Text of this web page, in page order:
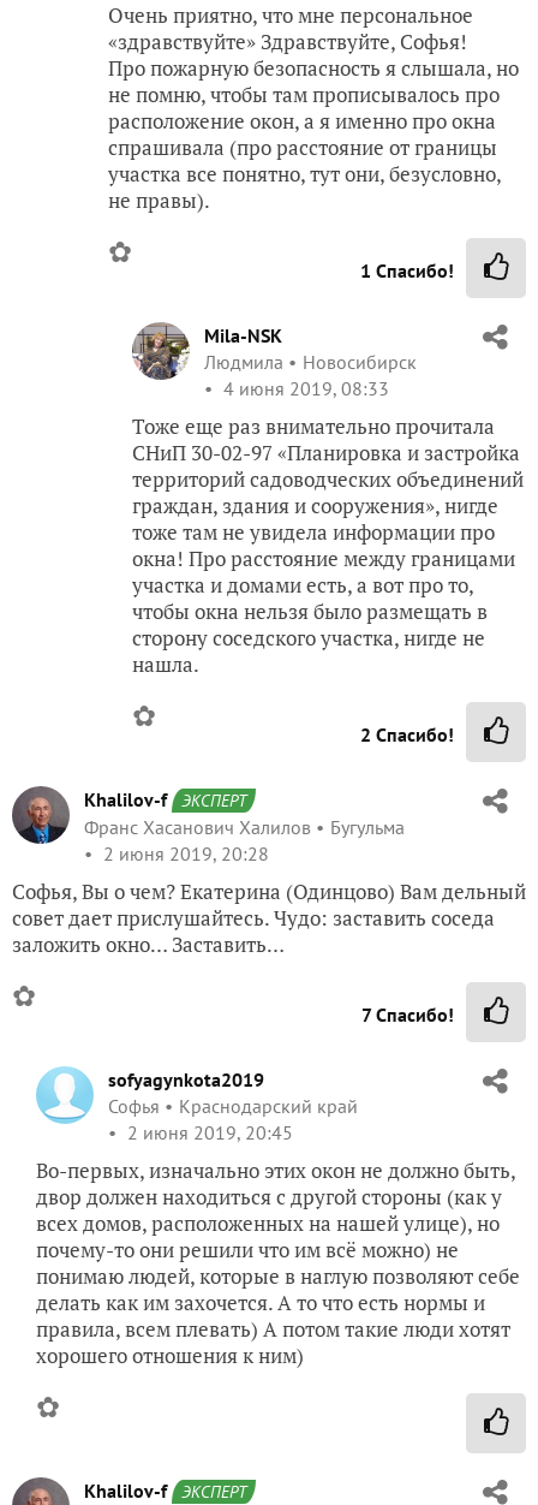
Очень приятно, что мне персональное
«здравствуйте» Здравствуйте, Софья!
Про пожарную безопасность я слышала, но
не помню, чтобы там прописывалось про
расположение окон, а я именно про окна
спрашивала (про расстояние от границы
участка все понятно, тут они, безусловно,
не правы).
✿ 1 Спасибо!
Mila-NSK
Людмила
Новосибирск
4 июня 2019, 08:33
Тоже еще раз внимательно прочитала
СНиП 30-02-97 «Планировка и застройка
территорий садоводческих объединений
граждан, здания и сооружения», нигде
тоже там не увидела информации про
окна! Про расстояние между границами
участка и домами есть, а вот про то,
чтобы окна нельзя было размещать в
сторону соседского участка, нигде не
нашла.
✿ 2 Спасибо!
Khalilov-f ЭКСПЕРТ
Франс Хасанович Халилов
Бугульма
2 июня 2019, 20:28
Софья, Вы о чем? Екатерина (Одинцово) Вам дельный
совет дает прислушайтесь. Чудо: заставить соседа
заложить окно… Заставить…
✿ 7Спасибо!
sofyagynkota2019
Софья
Краснодарский край
2 июня 2019, 20:45
Во-первых, изначально этих окон не должно быть,
двор должен находиться с другой стороны (как у
всех домов, расположенных на нашей улице), но
почему-то они решили что им всё можно) не
понимаю людей, которые в наглую позволяют себе
делать как им захочется. А то что есть нормы и
правила, всем плевать) А потом такие люди хотят
хорошего отношения к ним)
✿
Khalilov-f ЭКСПЕРТ